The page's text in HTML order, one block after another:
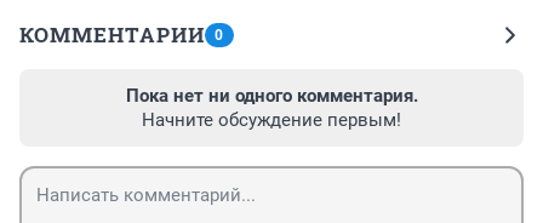
КОММЕНТАРИИ 0
Пока нет ни одного комментария.
Начните обсуждение первым!